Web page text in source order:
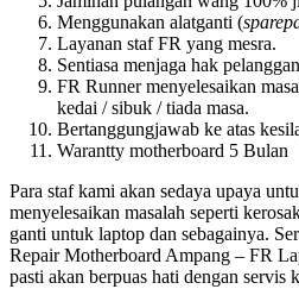
Menggunakan alatganti (
Layanan staf FR yang mesra.
Sentiasa menjaga hak
FR Runner menyelesaikan
kedai / sibuk / tiada masa.
Bertanggungjawab ke atas
Warantty motherboard 5 Bulan
Para staf kami akan sedaya upaya
menyelesaikan masalah seperti
ganti untuk laptop dan sebagainya.
Repair Motherboard Ampang – FR
pasti akan berpuas hati dengan servis